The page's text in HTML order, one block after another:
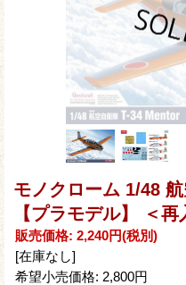
モノクローム 1/48
【プラモデル】 ＜再
販売価格: 2,240円(税別)
[在庫なし]
希望小売価格: 2,800円